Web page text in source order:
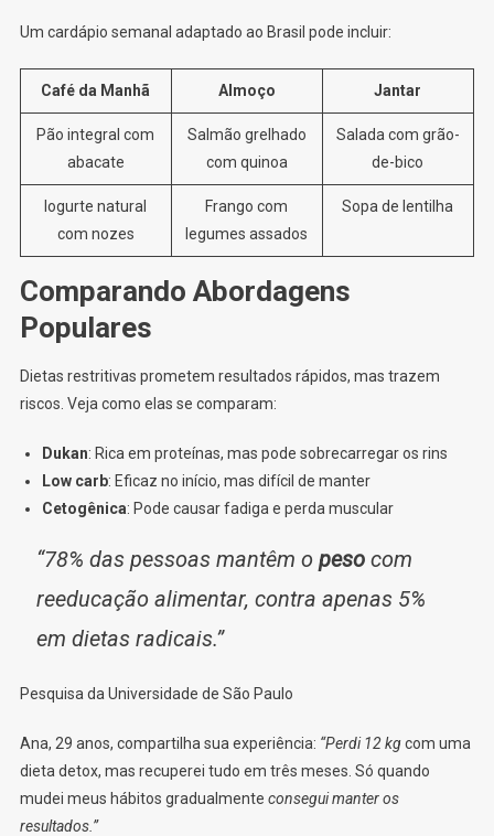
Um cardápio semanal adaptado ao Brasil pode incluir:
Café da Manhã Almoço Jantar
Pão integral com
abacate
Salmão grelhado
com quinoa
Salada com grão-
de-bico
Iogurte natural
com nozes
Frango com
legumes assados
Sopa de lentilha
Comparando Abordagens
Populares
Dietas restritivas prometem resultados rápidos, mas trazem
riscos. Veja como elas se comparam:
Dukan: Rica em proteínas, mas pode sobrecarregar os rins
Low carb: Eficaz no início, mas difícil de manter
Cetogênica: Pode causar fadiga e perda muscular
“78% das pessoas mantêm o pesocom
reeducação alimentar, contra apenas 5%
em dietas radicais.”
Pesquisa da Universidade de São Paulo
Ana, 29 anos, compartilha sua experiência: “Perdi 12 kgcom uma
dieta detox, mas recuperei tudo em três meses. Só quando
mudei meus hábitos gradualmente consegui manter os
resultados.”